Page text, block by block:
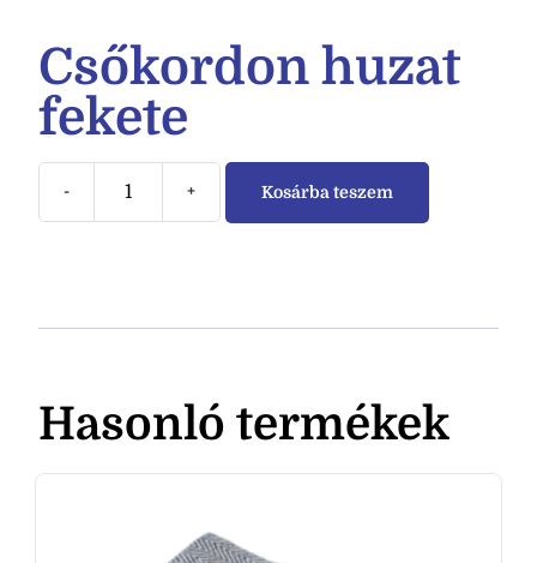
Csőkordon huzat
fekete
- + Kosárba teszem
Hasonló termékek